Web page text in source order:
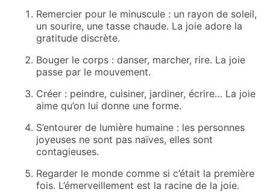
Remercier pour le minuscule : un rayon de soleil,
un sourire, une tasse chaude. La joie adore la
gratitude discrète.
Bouger le corps : danser, marcher, rire. La joie
passe par le mouvement.
Créer : peindre, cuisiner, jardiner, écrire… La joie
aime qu’on lui donne une forme.
S’entourer de lumière humaine : les personnes
joyeuses ne sont pas naïves, elles sont
contagieuses.
Regarder le monde comme si c’était la première
fois. L’émerveillement est la racine de la joie.